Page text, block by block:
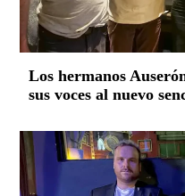
Los hermanos
sus voces al nuevo